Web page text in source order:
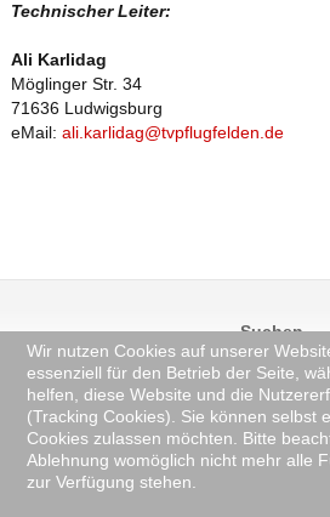
Technischer Leiter:
Ali Karlidag
Möglinger Str. 34
71636 Ludwigsburg
eMail: ali.karlidag@tvpflugfelden.de
Suchen
© 2025 TV Pflugfelden 1907 e.V. -
Änderung: Montag 03
Wir nutzen Cookies auf unserer
essenziell für den Betrieb der Seite,
helfen, diese Website und die
(Tracking Cookies). Sie können selbst
Cookies zulassen möchten. Bitte
Ablehnung womöglich nicht mehr alle
zur Verfügung stehen.